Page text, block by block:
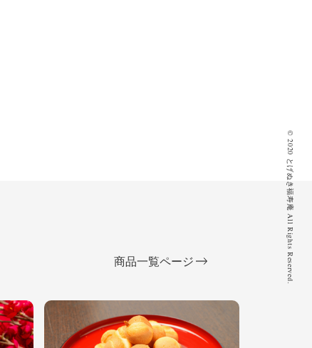
© 2020 とげぬき福寿庵 All Rights Reserved.
商品一覧ページ